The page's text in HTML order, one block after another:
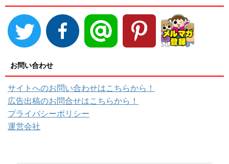
お問い合わせ
サイトへのお問い合わせはこちらから！
広告出稿のお問合せはこちらから！
プライバシーポリシー
運営会社